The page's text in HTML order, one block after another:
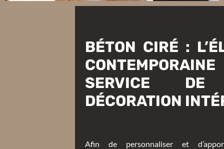
BÉTON CIRÉ :
SERVICE DE
DÉCORATION
Afin de personnaliser et